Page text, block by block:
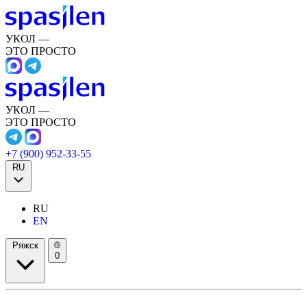
УКОЛ —
ЭТО ПРОСТО
УКОЛ —
ЭТО ПРОСТО
+7 (900) 952-33-55
RU
RU
EN
Ряжск
0